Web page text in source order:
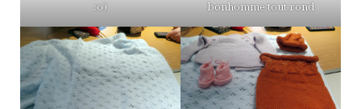
:o)
bonhomme tout rond